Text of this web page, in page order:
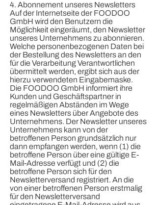
4. Abonnement unseres Newsletters
Auf der Internetseite der FOODOO
GmbH wird den Benutzern die
Möglichkeit eingeräumt, den Newsletter
unseres Unternehmens zu abonnieren.
Welche personenbezogenen Daten bei
der Bestellung des Newsletters an den
für die Verarbeitung Verantwortlichen
übermittelt werden, ergibt sich aus der
hierzu verwendeten Eingabemaske.
Die FOODOO GmbH informiert ihre
Kunden und Geschäftspartner in
regelmäßigen Abständen im Wege
eines Newsletters über Angebote des
Unternehmens. Der Newsletter unseres
Unternehmens kann von der
betroffenen Person grundsätzlich nur
dann empfangen werden, wenn (1) die
betroffene Person über eine gültige E-
Mail-Adresse verfügt und (2) die
betroffene Person sich für den
Newsletterversand registriert. An die
von einer betroffenen Person erstmalig
für den Newsletterversand